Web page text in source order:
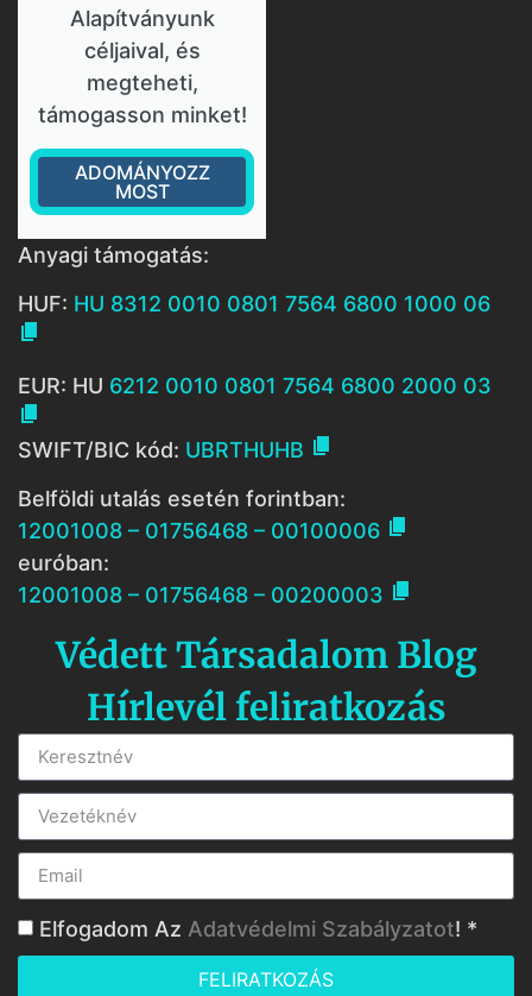
Alapítványunk
céljaival, és
megteheti,
támogasson minket!
ADOMÁNYOZZ
MOST
Anyagi támogatás:
HUF: HU 8312 0010 0801 7564 6800 1000 06

EUR: HU 6212 0010 0801 7564 6800 2000 03

SWIFT/BIC kód: UBRTHUHB 
Belföldi utalás esetén forintban:
12001008 – 01756468 – 00100006 
euróban:
12001008 – 01756468 – 00200003 
Védett Társadalom Blog
Hírlevél feliratkozás
Elfogadom Az Adatvédelmi Szabályzatot! *
FELIRATKOZÁS